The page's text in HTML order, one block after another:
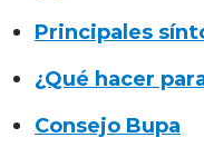
Principales
¿Qué hacer
Consejo Bupa